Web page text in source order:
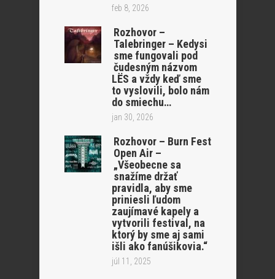
feb 8, 2026
Rozhovor –
Talebringer – Kedysi
sme fungovali pod
čudesným názvom
LËS a vždy keď sme
to vyslovili, bolo nám
do smiechu…
jan 30, 2026
Rozhovor – Burn Fest
Open Air –
„Všeobecne sa
snažíme držať
pravidla, aby sme
priniesli ľudom
zaujímavé kapely a
vytvorili festival, na
ktorý by sme aj sami
išli ako fanúšikovia.“
júl 11, 2025